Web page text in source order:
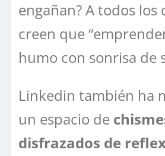
engañan? A todos los
creen que
humo con sonrisa de
Linkedin también ha
un espacio de
disfrazados de